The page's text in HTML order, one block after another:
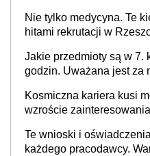
Nie tylko medycyna. Te
hitami rekrutacji w
Jakie przedmioty są w 7.
godzin. Uważana jest za
Kosmiczna kariera kusi
wzroście
Te wnioski i
każdego pracodawcy.